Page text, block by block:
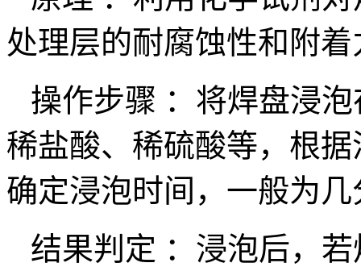
处理层的耐腐蚀性和附着
操作步骤 ：将焊盘浸
稀盐酸、稀硫酸等，根
确定浸泡时间，一般为
结果判定 ：浸泡后，